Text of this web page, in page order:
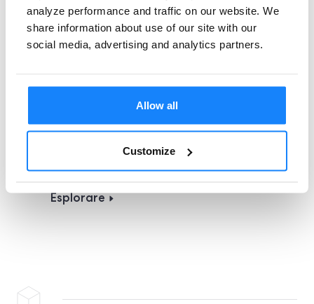
analyze performance and traffic on our website. We
share information about use of our site with our
social media, advertising and analytics partners.
Allow all
Customize
Esegui un controllo multi-
Esplorare